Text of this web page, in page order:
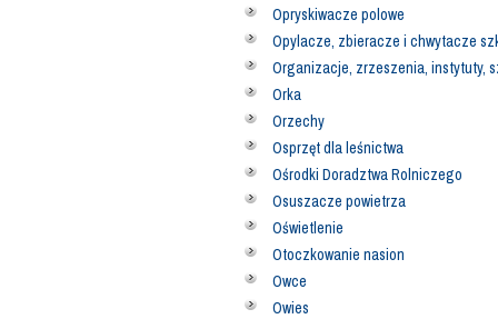
Opryskiwacze polowe
Opylacze, zbieracze i chwytacze
Organizacje, zrzeszenia, instytuty,
Orka
Orzechy
Osprzęt dla leśnictwa
Ośrodki Doradztwa Rolniczego
Osuszacze powietrza
Oświetlenie
Otoczkowanie nasion
Owce
Owies